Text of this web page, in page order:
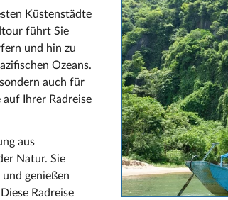
Küstenstädte
führt Sie
und hin zu
Ozeans.
auch für
Ihrer Radreise
aus
Natur. Sie
genießen
Radreise